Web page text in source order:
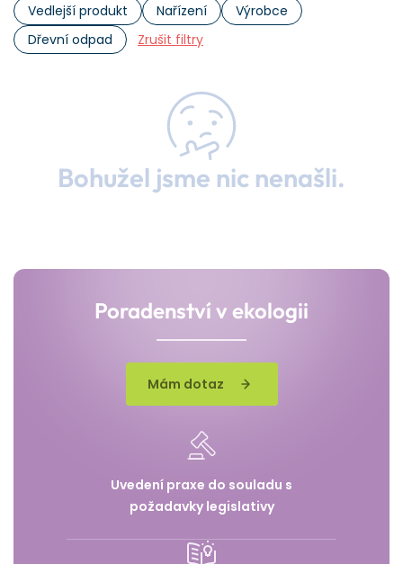
Vedlejší produkt
Nařízení
Výrobce
Dřevní odpad
Zrušit filtry
Bohužel jsme nic nenašli.
Poradenství v ekologii
Mám dotaz
Uvedení praxe do souladu s
požadavky legislativy